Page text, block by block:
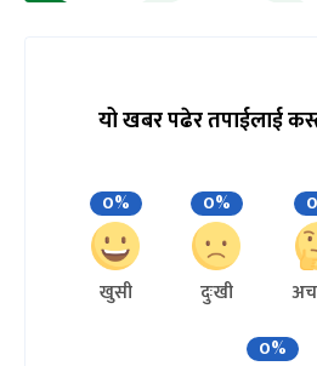
यो खबर पढेर तपाईलाई
0%
खुसी
0%
दुःखी
0%